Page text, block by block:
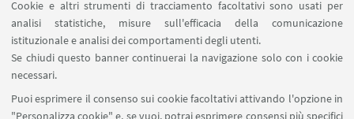
Cookie e altri strumenti di tracciamento facoltativi sono usati per
analisi statistiche, misure sull'efficacia della comunicazione
istituzionale e analisi dei comportamenti degli utenti.
Se chiudi questo banner continuerai la navigazione solo con i cookie
necessari.
Puoi esprimere il consenso sui cookie facoltativi attivando l'opzione in
"Personalizza cookie" e, se vuoi, potrai esprimere consensi più specifici
SEGUI IL DIPARTIMENTO SU:
SEGUI UNIBO SU: